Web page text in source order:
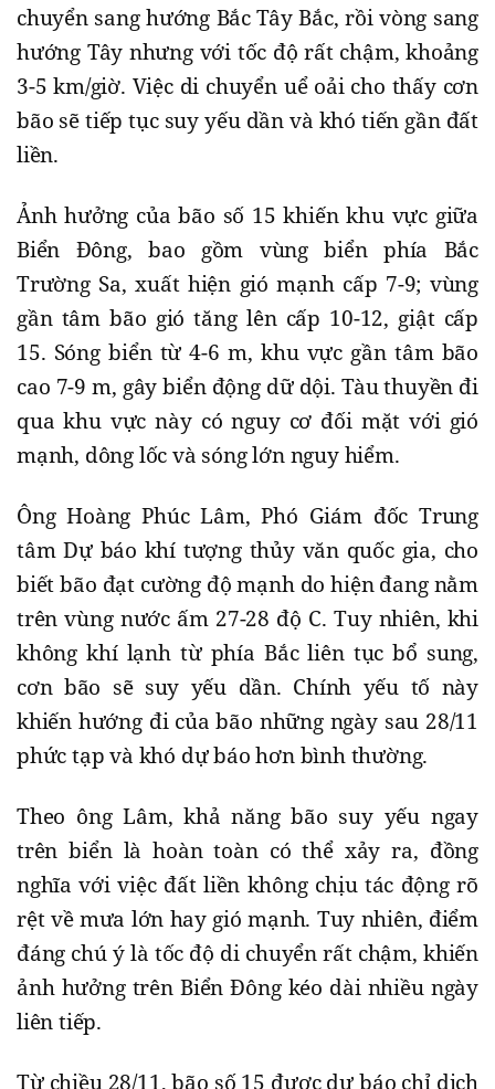
chuyển sang hướng Bắc Tây Bắc, rồi vòng sang
hướng Tây nhưng với tốc độ rất chậm, khoảng
3-5 km/giờ. Việc di chuyển uể oải cho thấy cơn
bão sẽ tiếp tục suy yếu dần và khó tiến gần đất
liền.
Ảnh hưởng của bão số 15 khiến khu vực giữa
Biển Đông, bao gồm vùng biển phía Bắc
Trường Sa, xuất hiện gió mạnh cấp 7-9; vùng
gần tâm bão gió tăng lên cấp 10-12, giật cấp
15. Sóng biển từ 4-6 m, khu vực gần tâm bão
cao 7-9 m, gây biển động dữ dội. Tàu thuyền đi
qua khu vực này có nguy cơ đối mặt với gió
mạnh, dông lốc và sóng lớn nguy hiểm.
Ông Hoàng Phúc Lâm, Phó Giám đốc Trung
tâm Dự báo khí tượng thủy văn quốc gia, cho
biết bão đạt cường độ mạnh do hiện đang nằm
trên vùng nước ấm 27-28 độ C. Tuy nhiên, khi
không khí lạnh từ phía Bắc liên tục bổ sung,
cơn bão sẽ suy yếu dần. Chính yếu tố này
khiến hướng đi của bão những ngày sau 28/11
phức tạp và khó dự báo hơn bình thường.
Theo ông Lâm, khả năng bão suy yếu ngay
trên biển là hoàn toàn có thể xảy ra, đồng
nghĩa với việc đất liền không chịu tác động rõ
rệt về mưa lớn hay gió mạnh. Tuy nhiên, điểm
đáng chú ý là tốc độ di chuyển rất chậm, khiến
ảnh hưởng trên Biển Đông kéo dài nhiều ngày
liên tiếp.
Từ chiều 28/11, bão số 15 được dự báo chỉ dịch